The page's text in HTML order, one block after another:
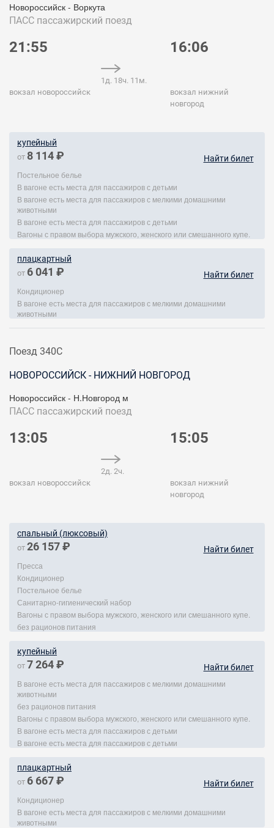
Новороссийск - Воркута
ПАСС пассажирский поезд
21:55
вокзал новороссийск
1д. 18ч. 11м.
16:06
вокзал нижний
новгород
купейный
от 8 114 ₽ Найти билет
Постельное белье
В вагоне есть места для пассажиров с детьми
В вагоне есть места для пассажиров с мелкими домашними
животными
В вагоне есть места для пассажиров с детьми
Вагоны с правом выбора мужского, женского или смешанного купе.
плацкартный
от 6 041 ₽ Найти билет
Кондиционер
В вагоне есть места для пассажиров с мелкими домашними
животными
Поезд 340С
НОВОРОССИЙСК - НИЖНИЙ НОВГОРОД
Новороссийск - Н.Новгород м
ПАСС пассажирский поезд
13:05
вокзал новороссийск
2д. 2ч.
15:05
вокзал нижний
новгород
спальный (люксовый)
от 26 157 ₽ Найти билет
Пресса
Кондиционер
Постельное белье
Санитарно-гигиенический набор
Вагоны с правом выбора мужского, женского или смешанного купе.
без рационов питания
купейный
от 7 264 ₽ Найти билет
В вагоне есть места для пассажиров с мелкими домашними
животными
без рационов питания
Вагоны с правом выбора мужского, женского или смешанного купе.
В вагоне есть места для пассажиров с детьми
В вагоне есть места для пассажиров с детьми
плацкартный
от 6 667 ₽ Найти билет
Кондиционер
В вагоне есть места для пассажиров с мелкими домашними
животными